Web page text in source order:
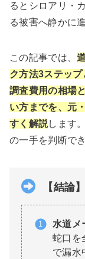
るとシロアリ・
る被害へ静かに
この記事では、
ク方法3ステップ
調査費用の相場
い方までを、元
すく解説します
の一手を判断でき
【結論
水道メ
蛇口を
で漏水